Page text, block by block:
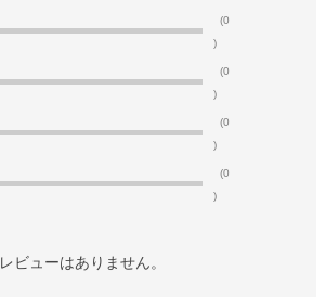
(0
)
(0
)
(0
)
(0
)
レビューはありません。